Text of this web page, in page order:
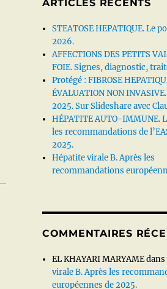
ARTICLES RÉCENTS
STEATOSE HEPATIQUE. Le
2026.
AFFECTIONS DES PETITS
FOIE. Signes, diagnostic,
Protégé : FIBROSE
ÉVALUATION NON
2025. Sur Slideshare avec
HÉPATITE AUTO-IMMUNE.
les recommandations de
2025.
Hépatite virale B. Après les
recommandations
COMMENTAIRES
EL KHAYARI MARYAMEdans
virale B. Après les
européennes de 2025.